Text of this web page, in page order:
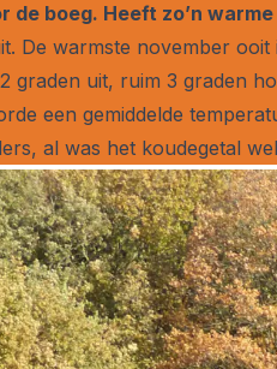
de boeg. Heeft zo’n
De warmste november
graden uit, ruim 3 graden
een gemiddelde
al was het koudegetal